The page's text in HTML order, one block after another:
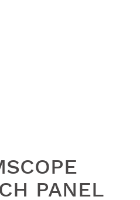
PANEL